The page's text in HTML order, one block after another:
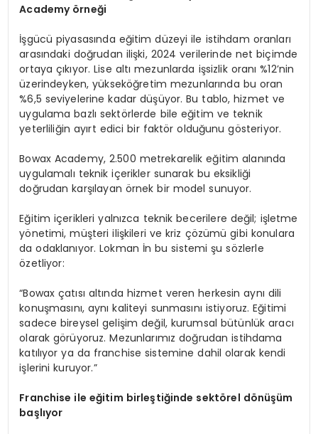
Academy örneği
İşgücü piyasasında eğitim düzeyi ile istihdam oranları
arasındaki doğrudan ilişki, 2024 verilerinde net biçimde
ortaya çıkıyor. Lise altı mezunlarda işsizlik oranı %12’nin
üzerindeyken, yükseköğretim mezunlarında bu oran
%6,5 seviyelerine kadar düşüyor. Bu tablo, hizmet ve
uygulama bazlı sektörlerde bile eğitim ve teknik
yeterliliğin ayırt edici bir faktör olduğunu gösteriyor.
Bowax Academy, 2.500 metrekarelik eğitim alanında
uygulamalı teknik içerikler sunarak bu eksikliği
doğrudan karşılayan örnek bir model sunuyor.
Eğitim içerikleri yalnızca teknik becerilere değil; işletme
yönetimi, müşteri ilişkileri ve kriz çözümü gibi konulara
da odaklanıyor. Lokman İn bu sistemi şu sözlerle
özetliyor:
“Bowax çatısı altında hizmet veren herkesin aynı dili
konuşmasını, aynı kaliteyi sunmasını istiyoruz. Eğitimi
sadece bireysel gelişim değil, kurumsal bütünlük aracı
olarak görüyoruz. Mezunlarımız doğrudan istihdama
katılıyor ya da franchise sistemine dahil olarak kendi
işlerini kuruyor.”
Franchise ile eğitim birleştiğinde sektörel dönüşüm
başlıyor